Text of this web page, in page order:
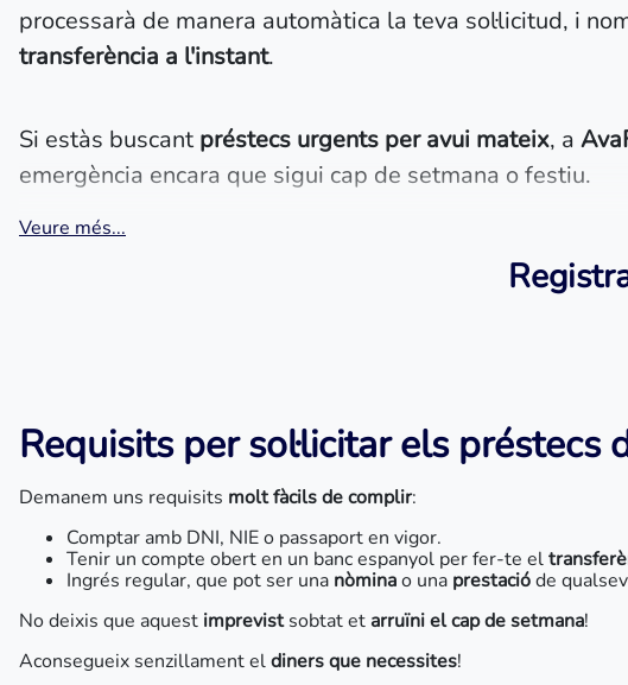
processarà de manera automàtica la teva sol·licitud, i
transferència a l'instant.
Si estàs buscant préstecs urgents per avui mateix, a
emergència encara que sigui cap de setmana o festiu.
Veure més...
Requisits per sol·licitar els préstecs
Demanem uns requisits molt fàcils de complir:
Comptar amb DNI, NIE o passaport en vigor.
Tenir un compte obert en un banc espanyol per fer-te el
Ingrés regular, que pot ser una nòminao una prestacióde
No deixis que aquest imprevistsobtat et arruïni el cap de setmana!
Aconsegueix senzillament eldiners que necessites!